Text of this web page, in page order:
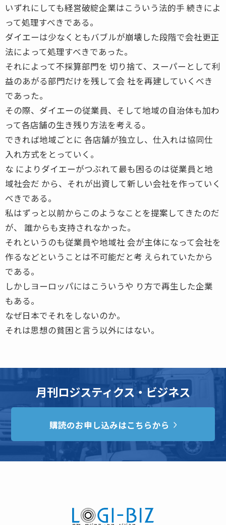
いずれにしても経営破綻企業はこういう法的手 続きによ
って処理すべきである。
ダイエーは少なくともバブルが崩壊した段階で会社更正
法によって処理すべきであった。
それによって不採算部門を 切り捨て、スーパーとして利
益のあがる部門だけを残して会 社を再建していくべき
であった。
その際、ダイエーの従業員、そして地域の自治体も加わ
って各店舗の生き残り方法を考える。
できれば地域ごとに 各店舗が独立し、仕入れは協同仕
入れ方式をとっていく。
な によりダイエーがつぶれて最も困るのは従業員と地
域社会だ から、それが出資して新しい会社を作っていく
べきである。
私はずっと以前からこのようなことを提案してきたのだ
が、 誰からも支持されなかった。
それというのも従業員や地域社 会が主体になって会社を
作るなどということは不可能だと考 えられていたから
である。
しかしヨーロッパにはこういうや り方で再生した企業
もある。
なぜ日本でそれをしないのか。
それは思想の貧困と言う以外にはない。
月刊ロジスティクス・ビジネス
購読のお申し込みはこちらから